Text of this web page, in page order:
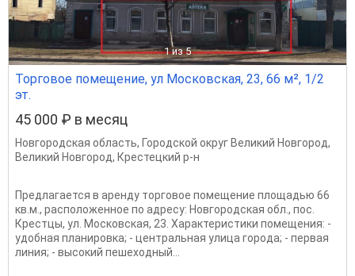
1 из 5
Торговое помещение, ул Московская, 23, 66 м², 1/2
эт.
45 000 ₽ в месяц
Новгородская область, Городской округ Великий Новгород,
Великий Новгород, Крестецкий р-н
Предлагается в аренду торговое помещение площадью 66
кв.м., расположенное по адресу: Новгородская обл., пос.
Крестцы, ул. Московская, 23. Характеристики помещения: -
удобная планировка; - центральная улица города; - первая
линия; - высокий пешеходный...